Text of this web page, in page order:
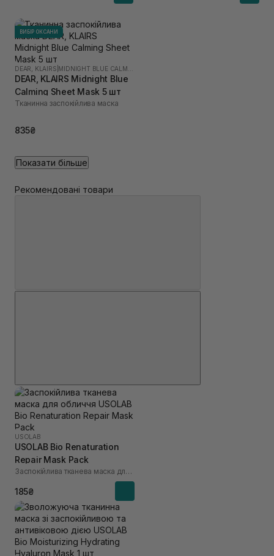
ВИБІР ОКСАНИ
DEAR, KLAIRS
DEAR, KLAIRS Midnight Blue
Calming Sheet Mask 5 шт
Тканинна заспокійлива маска
835₴
Показати більше
Рекомендовані товари
USOLAB
USOLAB Bio Renaturation
Repair Mask Pack
Заспокійлива тканева маска для обличчя
185₴